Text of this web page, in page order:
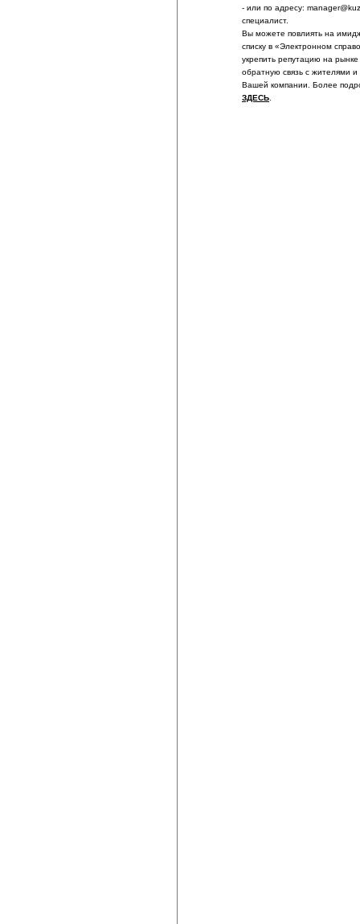
- или по адресу:
специалист.
Вы можете повлиять на
списку в «Электронном
укрепить репутацию на
обратную связь с жителями и
Вашей компании. Более
ЗДЕСЬ